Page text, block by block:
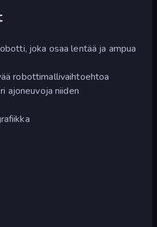
joka osaa lentää ja ampua
robottimallivaihtoehtoa
ajoneuvoja niiden